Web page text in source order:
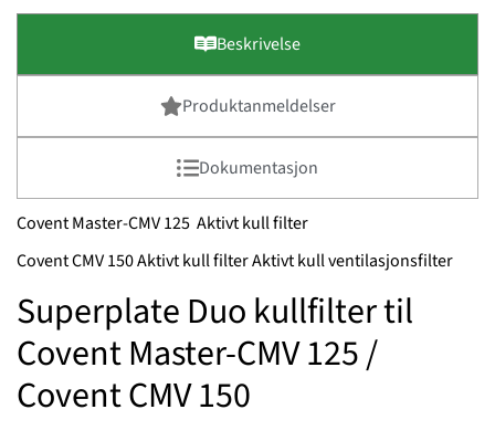
Beskrivelse
Produktanmeldelser
Dokumentasjon
Covent Master-CMV 125 Aktivt kull filter
Covent CMV 150 Aktivt kull filter Aktivt kull ventilasjonsfilter
Superplate Duo kullfilter til
Covent Master-CMV 125 /
Covent CMV 150